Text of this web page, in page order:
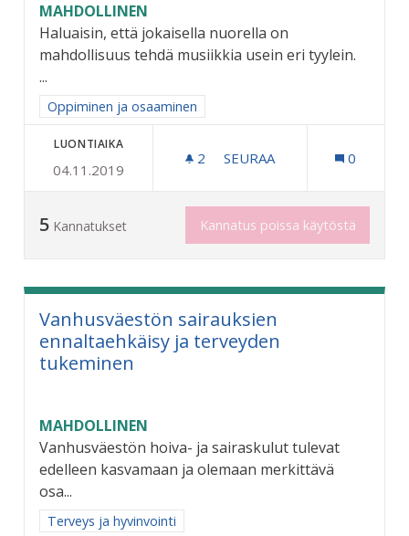
MAHDOLLINEN
Haluaisin, että jokaisella nuorella on
mahdollisuus tehdä musiikkia usein eri tyylein.
...
Rajaa tulokset aihepiirin mukaan: Oppiminen ja osaaminen
Oppiminen ja osaaminen
LUONTIAIKA
04.11.2019
2 2 SEURAAJAA
SEURAA 0
5 Kannatukset Kannatus poissa käytöstä
Vanhusväestön sairauksien
ennaltaehkäisy ja terveyden
tukeminen
MAHDOLLINEN
Vanhusväestön hoiva- ja sairaskulut tulevat
edelleen kasvamaan ja olemaan merkittävä
osa...
Rajaa tulokset aihepiirin mukaan: Terveys ja hyvinvointi
Terveys ja hyvinvointi